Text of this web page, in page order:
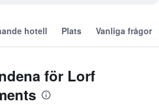
hotell Plats Vanliga frågor
för Lorf